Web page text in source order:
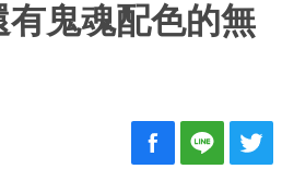
鬼魂配色的無